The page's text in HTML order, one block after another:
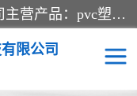
常州联宇机电自动化科技有限公司主营产品：pvc塑料焊机、高频热合机、软膜天花压边机、服装布料凹凸压花机、布料3d压印设备、服装植胶设备、超声波布料花边机、无纺布热合机、全自动压花机。
限公司